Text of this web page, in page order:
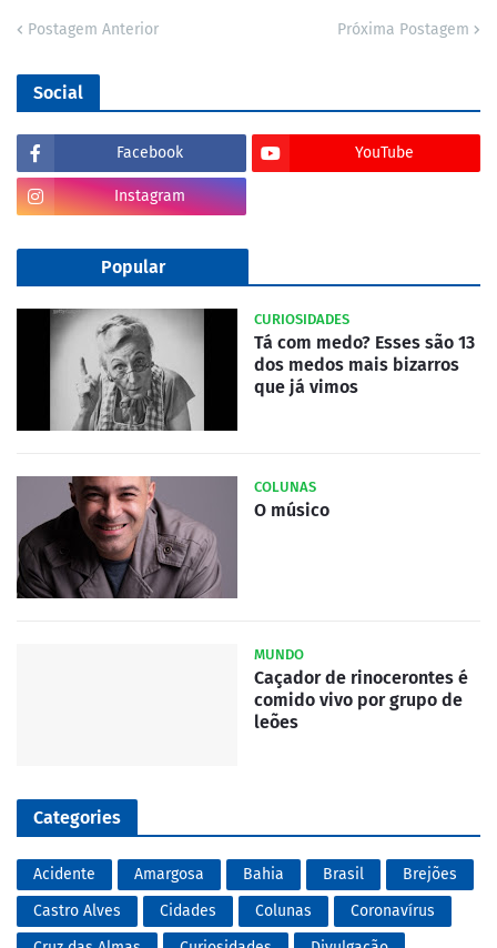
Postagem Anterior Próxima Postagem
Social
Facebook YouTube
Instagram
Popular
CURIOSIDADES
Tá com medo? Esses são 13
dos medos mais bizarros
que já vimos
COLUNAS
O músico
MUNDO
Caçador de rinocerontes é
comido vivo por grupo de
leões
Categories
Acidente Amargosa Bahia Brasil
Brejões
Castro Alves
Cidades Colunas
Coronavírus